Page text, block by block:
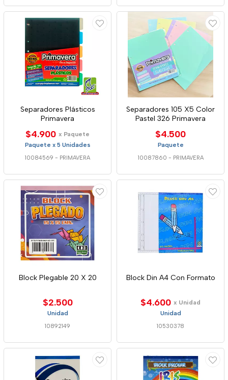
Separadores Plásticos
Primavera
$4.900 x Paquete
Paquete x 5 Unidades
10084569 - PRIMAVERA
Separadores 105 X5 Color
Pastel 326 Primavera
$4.500
Paquete
10087860 - PRIMAVERA
Block Plegable 20 X 20
$2.500
Unidad
10892149
Block Din A4 Con Formato
$4.600 x Unidad
Unidad
10530378